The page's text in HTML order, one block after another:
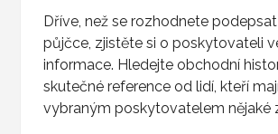
Dříve, než se rozhodnete
půjčce, zjistěte si o poskytovateli
informace. Hledejte obchodní
skutečné reference od lidí, kteří
vybraným poskytovatelem nějaké